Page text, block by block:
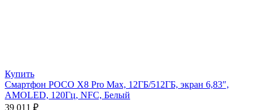
Купить
Смартфон POCO X8 Pro Max, 12ГБ/512ГБ, экран 6,83″,
AMOLED, 120Гц, NFC, Белый
39 011 ₽